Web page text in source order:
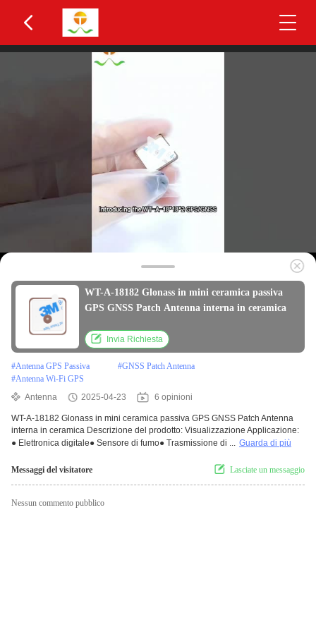
WT-A-18182 Glonass in mini ceramica passiva
GPS GNSS Patch Antenna interna in ceramica
Invia Richiesta
#Antenna GPS Passiva #GNSS Patch Antenna
#Antenna Wi-Fi GPS
Antenna
2025-04-23 6 opinioni
WT-A-18182 Glonass in mini ceramica passiva GPS GNSS Patch Antenna
interna in ceramica Descrizione del prodotto: Visualizzazione Applicazione:
● Elettronica digitale● Sensore di fumo● Trasmissione di ... Guarda di più
Messaggi del visitatore Lasciate un messaggio
Nessun commento pubblico